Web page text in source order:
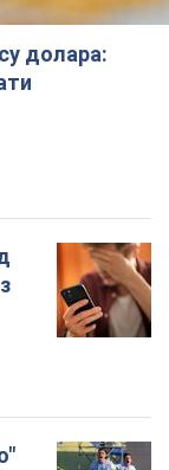
долара: